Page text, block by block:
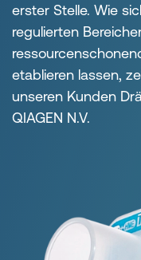
erster Stelle. Wie
regulierten
etablieren lassen,
unseren Kunden
QIAGEN N.V.